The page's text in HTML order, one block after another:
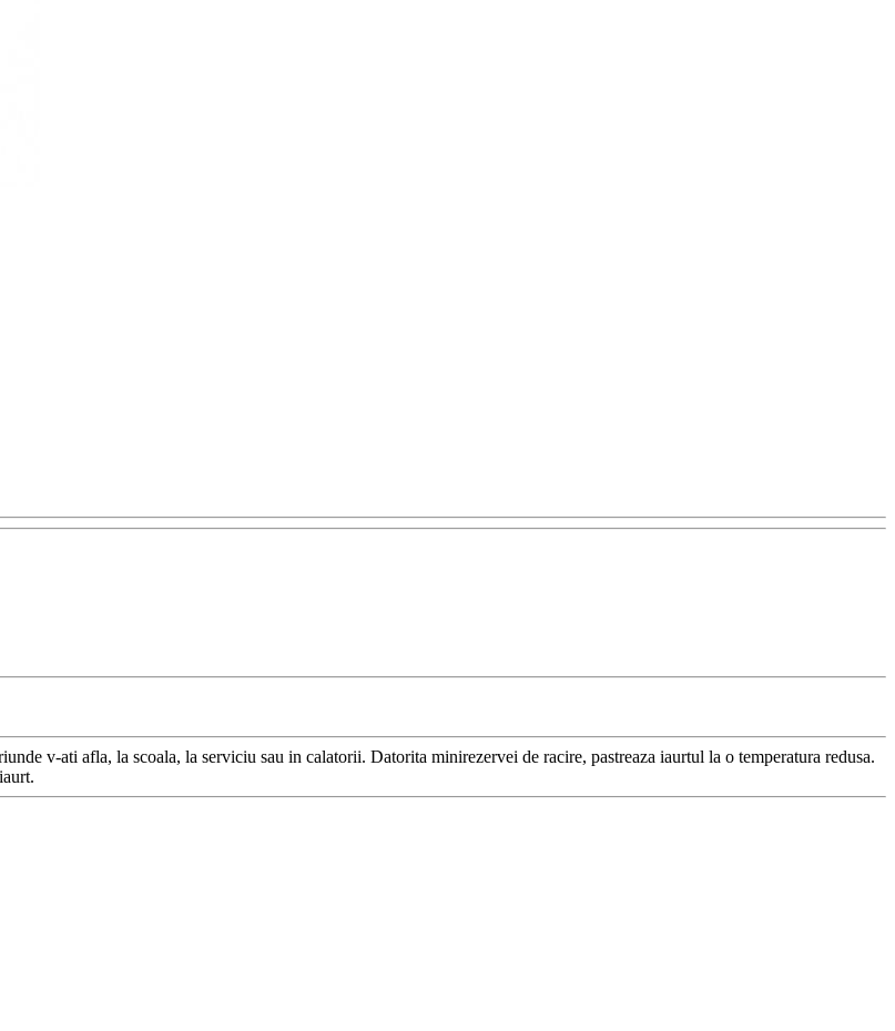
v-ati afla, la scoala, la serviciu sau in calatorii. Datorita minirezervei de racire, pastreaza iaurtul la o temperatura redusa.